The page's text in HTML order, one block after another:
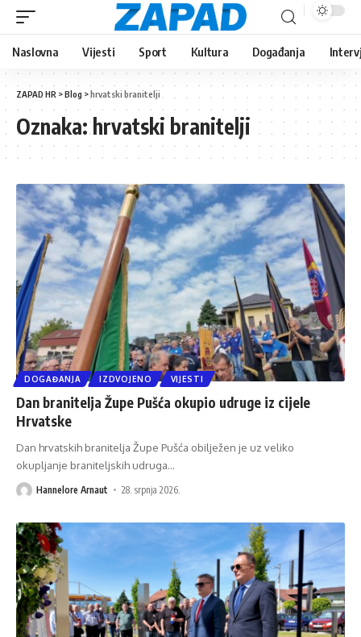
Naslovna Vijesti Sport Kultura Događanja
ZAPAD HR >Blog >hrvatski branitelji
Oznaka:hrvatski branitelji
DOGAĐANJA IZDVOJENO VIJESTI
Dan branitelja Župe Pušća okupio udruge iz cijele
Hrvatske
Dan hrvatskih branitelja Župe Pušća obilježen je uz veliko
okupljanje braniteljskih udruga…
Hannelore Arnaut 28. srpnja 2026.